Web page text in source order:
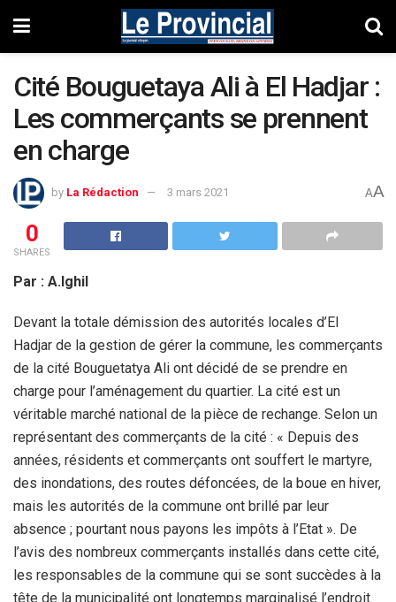
Cité Bouguetaya Ali à El Hadjar :
Les commerçants se prennent
en charge
by La Rédaction 3 mars 2021 AA
0
SHARES
Par : A.Ighil
Devant la totale démission des autorités locales d’El
Hadjar de la gestion de gérer la commune, les commerçants
de la cité Bouguetatya Ali ont décidé de se prendre en
charge pour l’aménagement du quartier. La cité est un
véritable marché national de la pièce de rechange. Selon un
représentant des commerçants de la cité : « Depuis des
années, résidents et commerçants ont souffert le martyre,
des inondations, des routes défoncées, de la boue en hiver,
mais les autorités de la commune ont brillé par leur
absence ; pourtant nous payons les impôts à l’Etat ». De
l’avis des nombreux commerçants installés dans cette cité,
les responsables de la commune qui se sont succèdes à la
tête de la municipalité ont longtemps marginalisé l’endroit.